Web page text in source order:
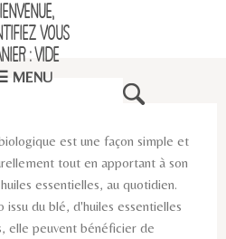
vous
: vide
MENU
est une façon simple et
tout en apportant à son
essentielles, au quotidien.
du blé, d'huiles essentielles
elle peuvent bénéficier de